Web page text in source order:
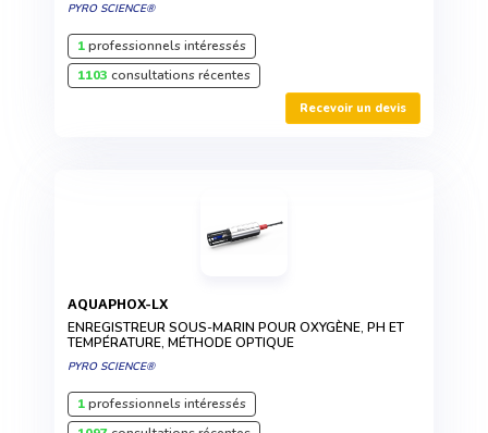
PYRO SCIENCE®
1professionnels intéressés
1103 consultations récentes
Recevoir un devis
AQUAPHOX-LX
ENREGISTREUR SOUS-MARIN POUR OXYGÈNE, PH ET
TEMPÉRATURE, MÉTHODE OPTIQUE
PYRO SCIENCE®
1professionnels intéressés